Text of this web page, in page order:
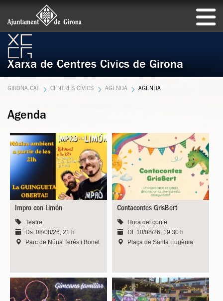
Xarxa de Centres Cívics de Girona
GIRONA.CAT CENTRES CÍVICS AGENDA AGENDA
Agenda
Impro con Limón
Teatre
Ds. 08/08/26, 21 h
Parc de Núria Terés i Bonet
Contacontes GrisBert
Hora del conte
Dl. 10/08/26, 19.30 h
Plaça de Santa Eugènia